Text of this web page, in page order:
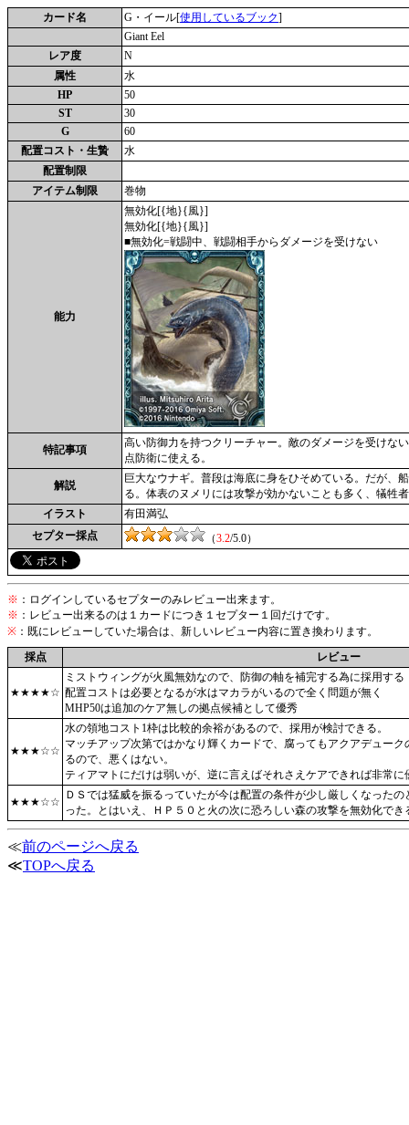
カード名 G・イール[使用しているブック]
Giant Eel
レア度
N
属性
水
HP
50
ST
30
G
60
配置コスト・生贄
水
配置制限
アイテム制限
巻物
能力
無効化[{地}{風}]
無効化[{地}{風}]
■無効化=戦闘中、戦闘相手からダメージを受けない
特記事項
高い防御力を持つクリーチャー。敵のダメージを受けな
点防衛に使える。
解説
巨大なウナギ。普段は海底に身をひそめている。だが、
る。体表のヌメリには攻撃が効かないことも多く、犠牲
イラスト
有田満弘
セプター採点
（3.2/5.0）
※ ：ログインしているセプターのみレビュー出来ます。
※ ：レビュー出来るのは１カードにつき１セプター１回だけです。
※ ：既にレビューしていた場合は、新しいレビュー内容に置き換わります。
採点
レビュー
★★★★☆
ミストウィングが火風無効なので、防御の軸を補完する為に採用する
配置コストは必要となるが水はマカラがいるので全く問題が無く
MHP50は追加のケア無しの拠点候補として優秀
★★★☆☆
水の領地コスト1枠は比較的余裕があるので、採用が検討できる。
マッチアップ次第ではかなり輝くカードで、腐ってもアクアデュー
るので、悪くはない。
ティアマトにだけは弱いが、逆に言えばそれさえケアできれば非常に
★★★☆☆
ＤＳでは猛威を振るっていたが今は配置の条件が少し厳しくなった
った。とはいえ、ＨＰ５０と火の次に恐ろしい森の攻撃を無効化で
≪前のページへ戻る
≪TOPへ戻る